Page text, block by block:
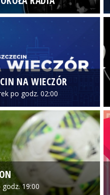
NA WIECZÓR
po godz. 02:00
19:00